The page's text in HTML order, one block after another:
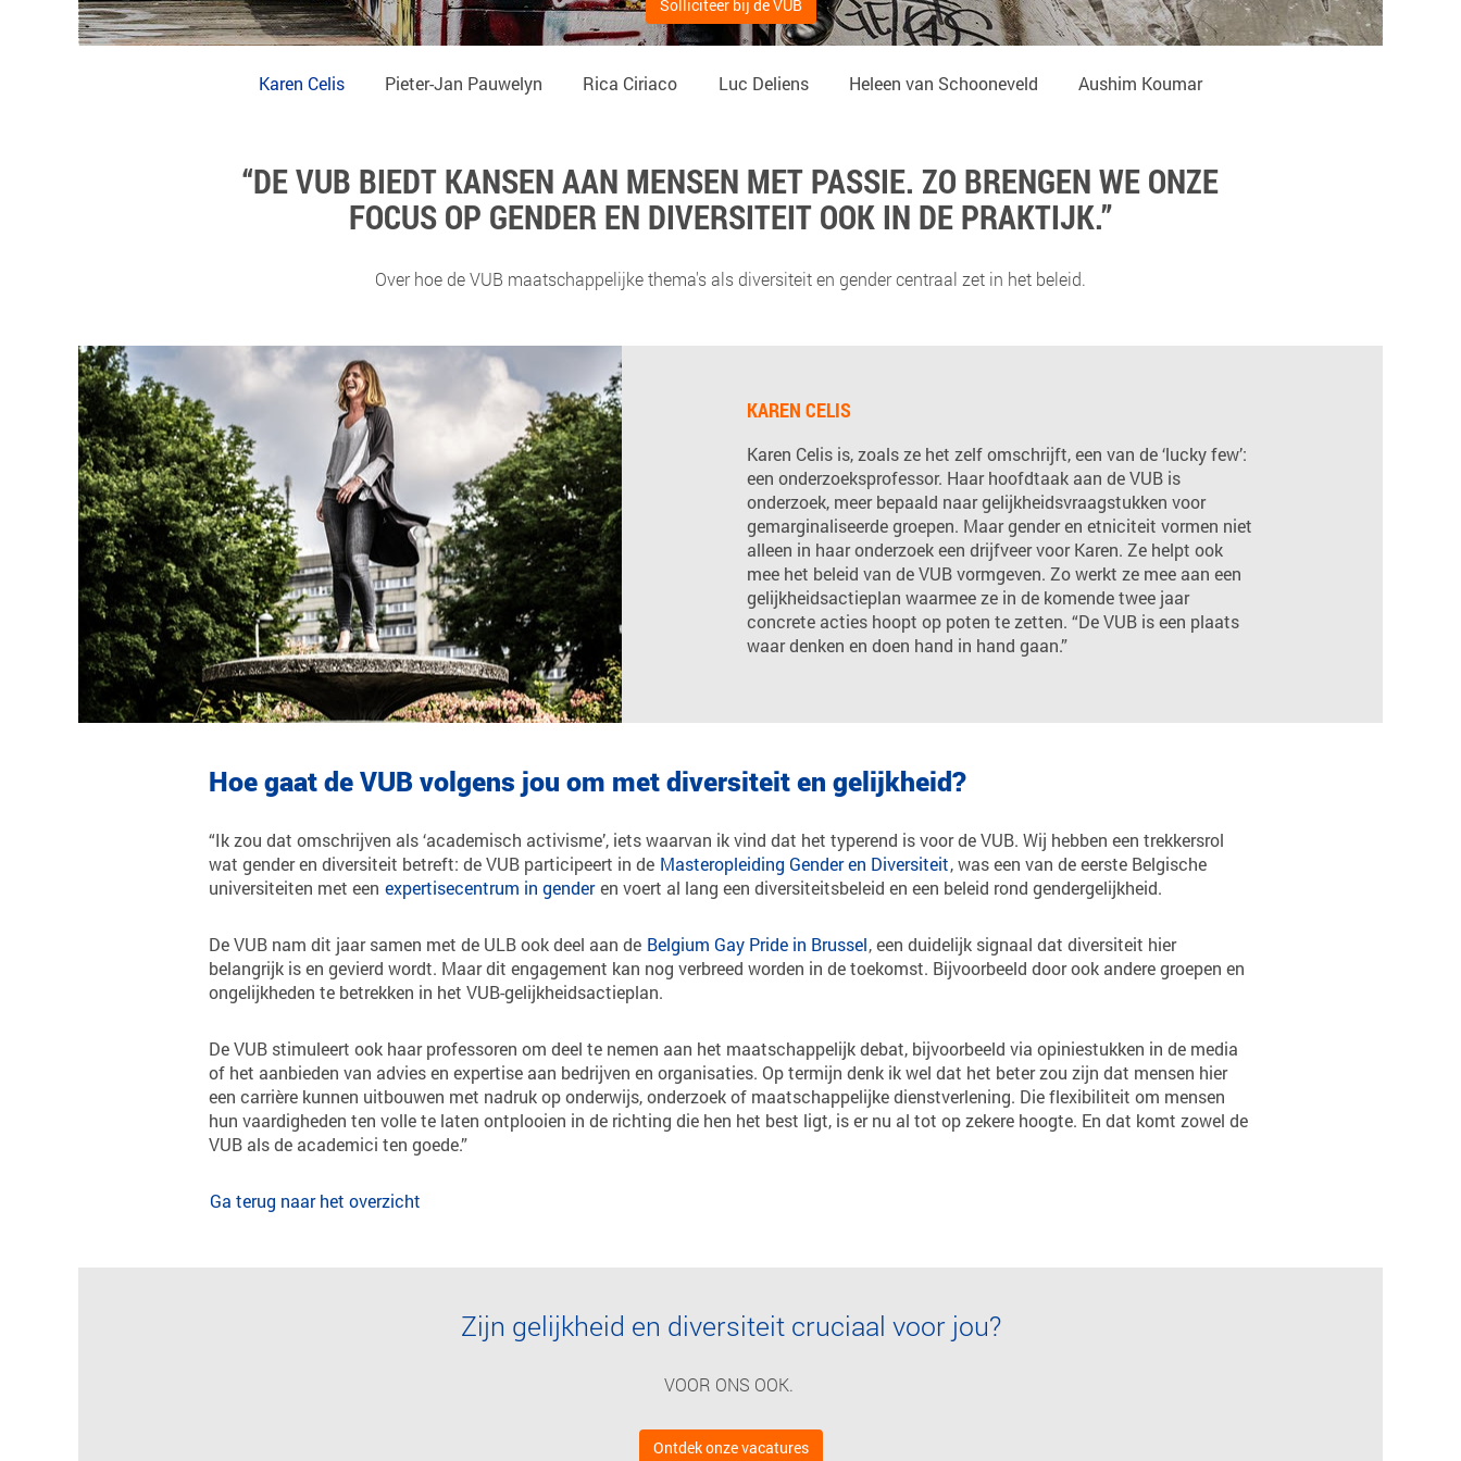
Solliciteer bij de VUB
Karen Celis Pieter-Jan Pauwelyn Rica Ciriaco Luc Deliens Heleen van Schooneveld Aushim Koumar
“DE VUB BIEDT KANSEN AAN MENSEN MET PASSIE. ZO BRENGEN WE ONZE
FOCUS OP GENDER EN DIVERSITEIT OOK IN DE PRAKTIJK.”
Over hoe de VUB maatschappelijke thema's als diversiteit en gender centraal zet in het beleid.
KAREN CELIS
Karen Celis is, zoals ze het zelf omschrijft, een van de ‘lucky few’:
een onderzoeksprofessor. Haar hoofdtaak aan de VUB is
onderzoek, meer bepaald naar gelijkheidsvraagstukken voor
gemarginaliseerde groepen. Maar gender en etniciteit vormen niet
alleen in haar onderzoek een drijfveer voor Karen. Ze helpt ook
mee het beleid van de VUB vormgeven. Zo werkt ze mee aan een
gelijkheidsactieplan waarmee ze in de komende twee jaar
concrete acties hoopt op poten te zetten. “De VUB is een plaats
waar denken en doen hand in hand gaan.”
Hoe gaat de VUB volgens jou om met diversiteit en gelijkheid?
“Ik zou dat omschrijven als ‘academisch activisme’, iets waarvan ik vind dat het typerend is voor de VUB. Wij hebben een trekkersrol
wat gender en diversiteit betreft: de VUB participeert in de Masteropleiding Gender en Diversiteit, was een van de eerste Belgische
universiteiten met een expertisecentrum in gender en voert al lang een diversiteitsbeleid en een beleid rond gendergelijkheid.
De VUB nam dit jaar samen met de ULB ook deel aan de Belgium Gay Pride in Brussel, een duidelijk signaal dat diversiteit hier
belangrijk is en gevierd wordt. Maar dit engagement kan nog verbreed worden in de toekomst. Bijvoorbeeld door ook andere groepen en
ongelijkheden te betrekken in het VUB-gelijkheidsactieplan.
De VUB stimuleert ook haar professoren om deel te nemen aan het maatschappelijk debat, bijvoorbeeld via opiniestukken in de media
of het aanbieden van advies en expertise aan bedrijven en organisaties. Op termijn denk ik wel dat het beter zou zijn dat mensen hier
een carrière kunnen uitbouwen met nadruk op onderwijs, onderzoek of maatschappelijke dienstverlening. Die flexibiliteit om mensen
hun vaardigheden ten volle te laten ontplooien in de richting die hen het best ligt, is er nu al tot op zekere hoogte. En dat komt zowel de
VUB als de academici ten goede.”
Ga terug naar het overzicht
Zijn gelijkheid en diversiteit cruciaal voor jou?
VOOR ONS OOK.
Ontdek onze vacatures